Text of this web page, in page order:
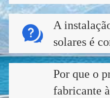
A
solares é
Por que o
fabricante